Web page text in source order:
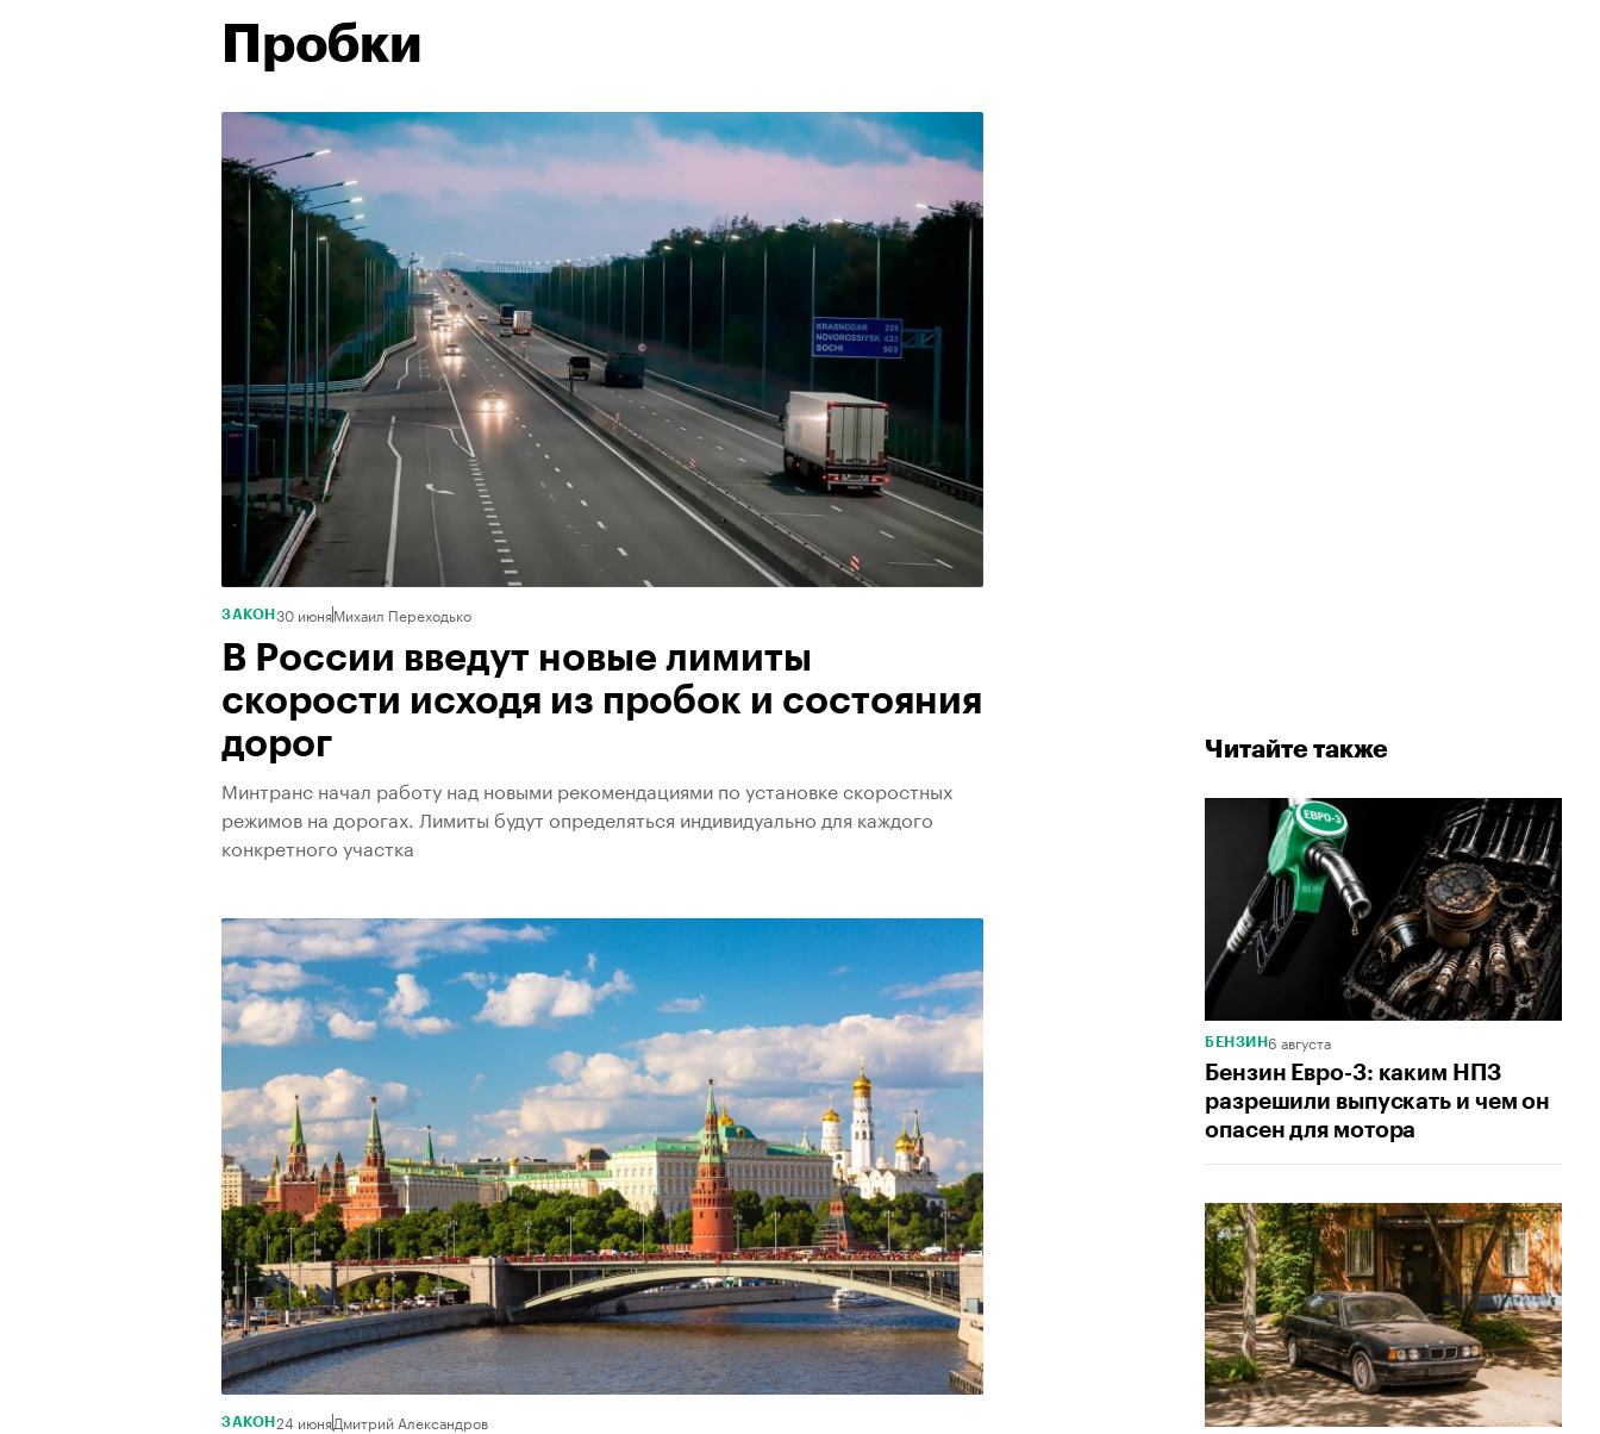
Пробки
ЗАКОН 30 июняМихаил Переходько
В России введут новые лимиты
скорости исходя из пробок и состояния
дорог
Минтранс начал работу над новыми рекомендациями по установке скоростных
режимов на дорогах. Лимиты будут определяться индивидуально для каждого
конкретного участка
ЗАКОН 24 июняДмитрий Александров
Читайте также
БЕНЗИН6 августа
Бензин Евро-3: каким НПЗ
разрешили выпускать и чем он
опасен для мотора